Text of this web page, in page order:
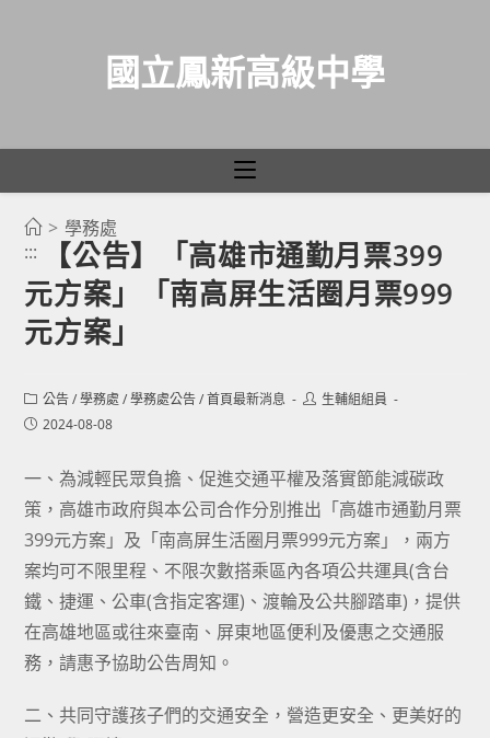
國立鳳新高級中學
> 學務處
:::
【公告】「高雄市通勤月票399
元方案」「南高屏生活圈月票999
元方案」
Post
category:
公告 / 學務處 / 學務處公告 / 首頁最新消息
Post生輔組組員
Post2024-08-08
一、為減輕民眾負擔、促進交通平權及落實節能減碳政
策，高雄市政府與本公司合作分別推出「高雄市通勤月票
399元方案」及「南高屏生活圈月票999元方案」，兩方
案均可不限里程、不限次數搭乘區內各項公共運具(含台
鐵、捷運、公車(含指定客運)、渡輪及公共腳踏車)，提供
在高雄地區或往來臺南、屏東地區便利及優惠之交通服
務，請惠予協助公告周知。
二、共同守護孩子們的交通安全，營造更安全、更美好的